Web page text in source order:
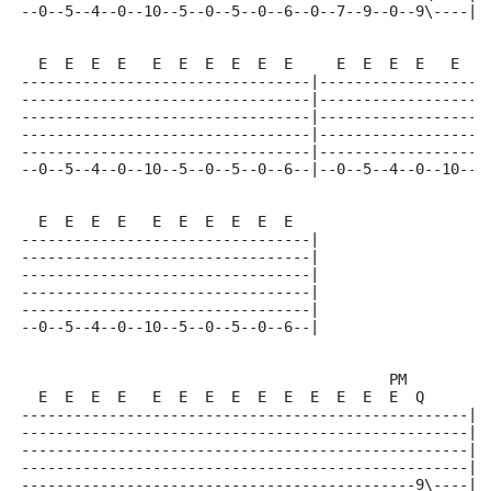
--0--5--4--0--10--5--0--5--0--6--0--7--9--0--9\----|
E  E  E  E   E  E  E  E  E  E     E  E  E  E   E
---------------------------------
---------------------------------
---------------------------------
---------------------------------
---------------------------------
--0--5--4--0--10--5--0--5--0--6--|--0--5--4--0--10--
  E  E  E  E   E  E  E  E  E  E
---------------------------------|
---------------------------------|
---------------------------------|
---------------------------------|
---------------------------------|
--0--5--4--0--10--5--0--5--0--6--|
                                          PM
  E  E  E  E   E  E  E  E  E  E  E  E  E  E  Q
---------------------------------------------------|
---------------------------------------------------|
---------------------------------------------------|
---------------------------------------------------|
---------------------------------------------9\----|